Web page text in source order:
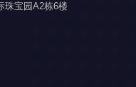
珠宝园A2栋6楼